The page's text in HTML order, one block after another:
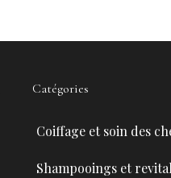
Catégories
Coiffage et soin des
Shampooings et